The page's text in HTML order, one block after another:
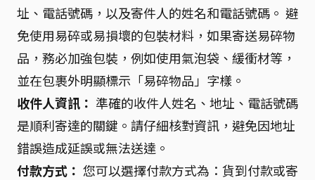
址、電話號碼，以及寄件人的姓名和電話號碼。 避
免使用易碎或易損壞的包裝材料，如果寄送易碎物
品，務必加強包裝，例如使用氣泡袋、緩衝材等，
並在包裹外明顯標示「易碎物品」字樣。
收件人資訊： 準確的收件人姓名、地址、電話號碼
是順利寄達的關鍵。請仔細核對資訊，避免因地址
錯誤造成延誤或無法送達。
付款方式： 您可以選擇付款方式為：貨到付款或寄